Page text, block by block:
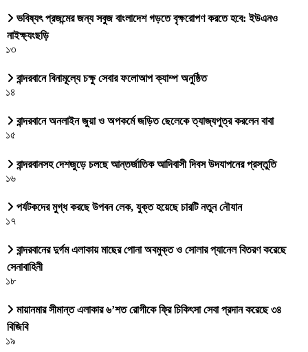
ভবিষ্যৎ প্রজন্মের জন্য সবুজ বাংলাদেশ গড়তে বৃক্ষরোপণ করতে হবে: ইউএনও
নাইক্ষ্যংছড়ি
১৩
বান্দরবানে বিনামূল্যে চক্ষু সেবার ফলোআপ ক্যাম্প অনুষ্ঠিত
১৪
বান্দরবানে অনলাইন জুয়া ও অপকর্মে জড়িত ছেলেকে ত্যাজ্যপুত্র করলেন বাবা
১৫
বান্দরবানসহ দেশজুড়ে চলছে আন্তর্জাতিক আদিবাসী দিবস উদযাপনের প্রস্তুতি
১৬
পর্যটকদের মুগ্ধ করছে উপবন লেক, যুক্ত হয়েছে চারটি নতুন নৌযান
১৭
বান্দরবানের দুর্গম এলাকায় মাছের পোনা অবমুক্ত ও সোলার প্যানেল বিতরণ করেছে
সেনাবাহিনী
১৮
মায়ানমার সীমান্ত এলাকার ৬’শত রোগীকে ফ্রি চিকিৎসা সেবা প্রদান করেছে ৩৪
বিজিবি
১৯